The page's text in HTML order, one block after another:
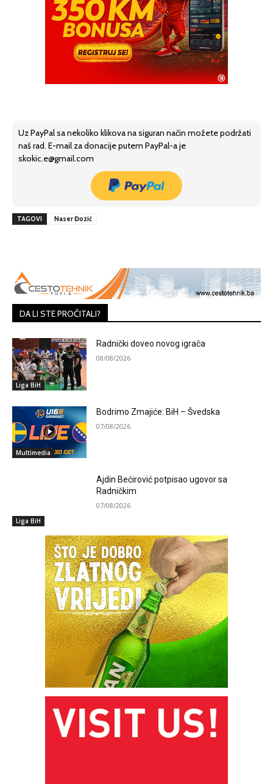
Uz PayPal sa nekoliko klikova na siguran način možete podržati
naš rad. E-mail za donacije putem PayPal-a je
skokic.e@gmail.com
TAGOVI Naser Đozić
DA LI STE PROČITALI?
Liga BiH
Radnički doveo novog igrača
08/08/2026
Multimedia
Bodrimo Zmajiće: BiH – Švedska
07/08/2026
Liga BiH
Ajdin Bećirović potpisao ugovor sa
Radničkim
07/08/2026